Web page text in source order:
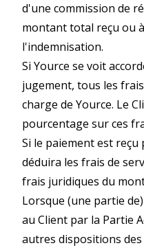
d'une commission de
montant total reçu ou
l'indemnisation.
Si Yource se voit
jugement, tous les
charge de Yource. Le
pourcentage sur ces
Si le paiement est
déduira les frais de
frais juridiques du
Lorsque (une partie
au Client par la Partie
autres dispositions